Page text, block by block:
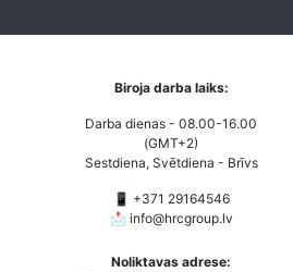
Biroja darba laiks:
Darba dienas - 08.00-16.00
(GMT+2)
Sestdiena, Svētdiena - Brīvs
📱 +371 29164546
📩 info@hrcgroup.lv
Noliktavas adrese: